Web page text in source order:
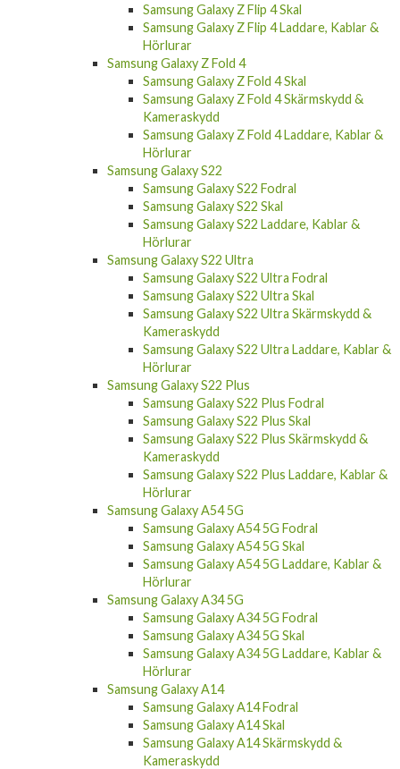
Samsung Galaxy Z Flip 4 Skal
Samsung Galaxy Z Flip 4 Laddare, Kablar &
Hörlurar
Samsung Galaxy Z Fold 4
Samsung Galaxy Z Fold 4 Skal
Samsung Galaxy Z Fold 4 Skärmskydd &
Kameraskydd
Samsung Galaxy Z Fold 4 Laddare, Kablar &
Hörlurar
Samsung Galaxy S22
Samsung Galaxy S22 Fodral
Samsung Galaxy S22 Skal
Samsung Galaxy S22 Laddare, Kablar &
Hörlurar
Samsung Galaxy S22 Ultra
Samsung Galaxy S22 Ultra Fodral
Samsung Galaxy S22 Ultra Skal
Samsung Galaxy S22 Ultra Skärmskydd &
Kameraskydd
Samsung Galaxy S22 Ultra Laddare, Kablar &
Hörlurar
Samsung Galaxy S22 Plus
Samsung Galaxy S22 Plus Fodral
Samsung Galaxy S22 Plus Skal
Samsung Galaxy S22 Plus Skärmskydd &
Kameraskydd
Samsung Galaxy S22 Plus Laddare, Kablar &
Hörlurar
Samsung Galaxy A54 5G
Samsung Galaxy A54 5G Fodral
Samsung Galaxy A54 5G Skal
Samsung Galaxy A54 5G Laddare, Kablar &
Hörlurar
Samsung Galaxy A34 5G
Samsung Galaxy A34 5G Fodral
Samsung Galaxy A34 5G Skal
Samsung Galaxy A34 5G Laddare, Kablar &
Hörlurar
Samsung Galaxy A14
Samsung Galaxy A14 Fodral
Samsung Galaxy A14 Skal
Samsung Galaxy A14 Skärmskydd &
Kameraskydd